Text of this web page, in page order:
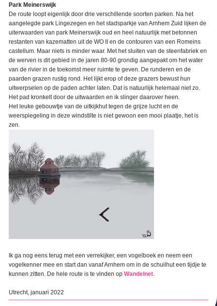
Park Meinerswijk
De route loopt eigenlijk door drie verschillende soorten parken. Na het
aangelegde park Lingezegen en het stadsparkje van Arnhem Zuid lijken de
uiterwaarden van park Meinerswijk oud en heel natuurlijk met betonnen
restanten van kazematten uit de WO II en de contouren van een Romeins
castellum. Maar niets is minder waar. Met het sluiten van de steenfabriek en
de werven is dit gebied in de jaren 80-90 grondig aangepakt om het water
van de rivier in de toekomst meer ruimte te geven. De runderen en de
paarden grazen rustig rond. Het lijkt erop of deze grazers bewust hun
uitwerpselen op de paden achter laten. Dat is natuurlijk helemaal niet zo.
Het pad kronkelt door de uitwaarden en ik slinger daarover heen.
Het leuke gebouwtje van de uitkijkhut tegen de grijze lucht en de
weerspiegeling in deze windstilte is niet gewoon een mooi plaatje, het is
zen.
Ik ga nog eens terug met een verrekijker, een vogelboek en neem een
vogelkenner mee en start dan vanaf Arnhem om in de schuilhut een tijdje te
kunnen zitten. De hele route is te vinden op Wandelnet.
Utrecht, januari 2022